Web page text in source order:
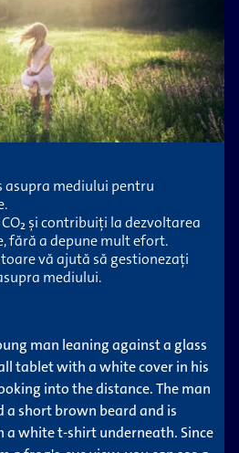
asupra mediului pentru
și contribuiți la dezvoltarea
fără a depune mult efort.
vă ajută să gestionezați
mediului.